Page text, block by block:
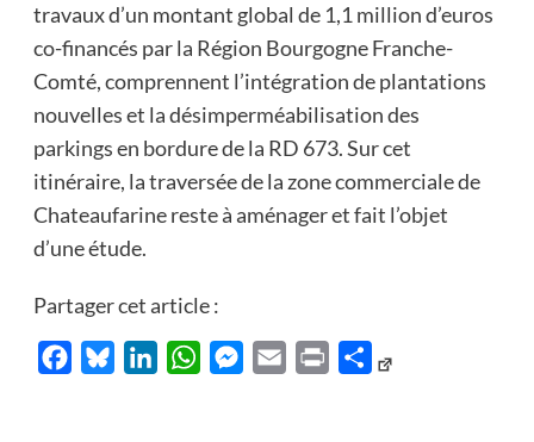
travaux d’un montant global de 1,1 million d’euros
co-financés par la Région Bourgogne Franche-
Comté, comprennent l’intégration de plantations
nouvelles et la désimperméabilisation des
parkings en bordure de la RD 673. Sur cet
itinéraire, la traversée de la zone commerciale de
Chateaufarine reste à aménager et fait l’objet
d’une étude.
Partager cet article :
FacebookBlueskyLinkedInWhatsAppMessenger
Email Print Partager